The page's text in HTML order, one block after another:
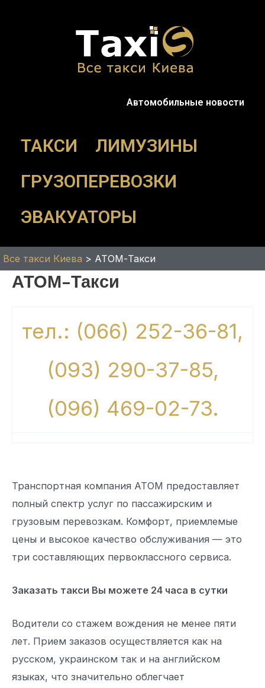
Автомобильные новости
ТАКСИ
ЛИМУЗИНЫ
ГРУЗОПЕРЕВОЗКИ
ЭВАКУАТОРЫ
Все такси Киева > АТОМ-Такси
АТОМ-Такси
тел.: (066) 252-36-81,
(093) 290-37-85,
(096) 469-02-73.
Транспортная компания АТОМ предоставляет
полный спектр услуг по пассажирским и
грузовым перевозкам. Комфорт, приемлемые
цены и высокое качество обслуживания — это
три составляющих первоклассного сервиса.
Заказать такси Вы можете 24 часа в сутки
Водители со стажем вождения не менее пяти
лет. Прием заказов осуществляется как на
русском, украинском так и на английском
языках, что значительно облегчает